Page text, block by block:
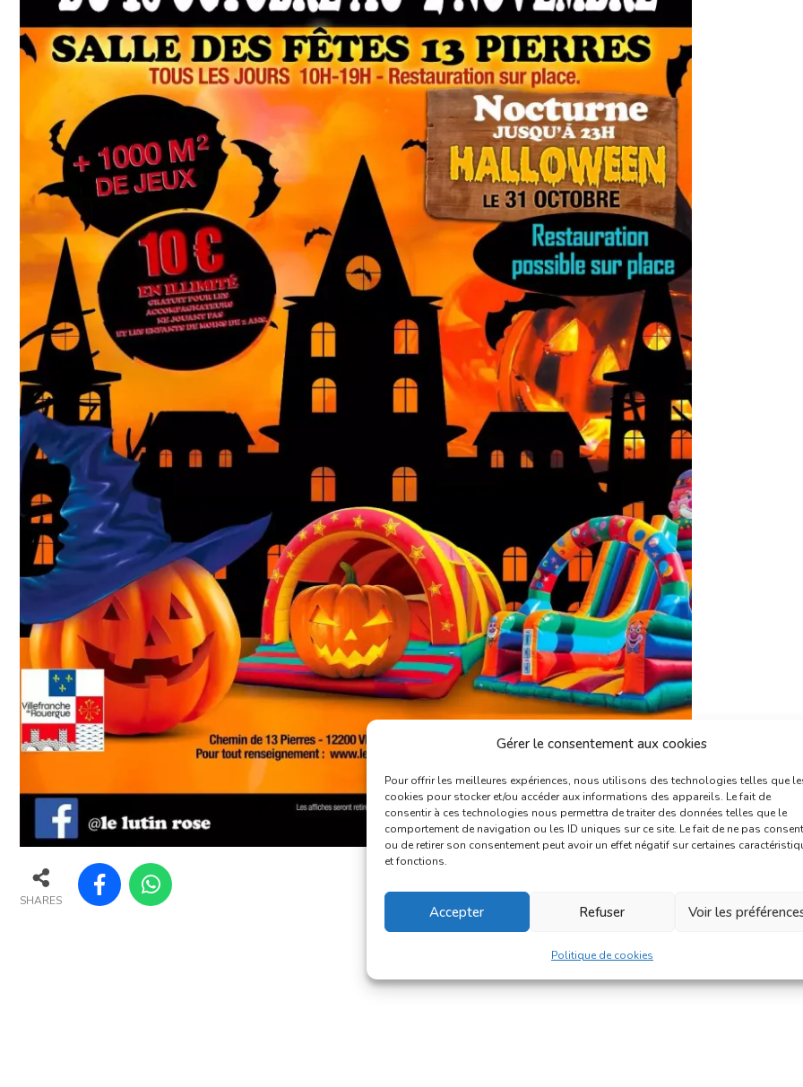
Gérer le consentement aux cookies
Pour offrir les meilleures expériences, nous utilisons des technologies telles que
cookies pour stocker et/ou accéder aux informations des appareils. Le fait de
consentir à ces technologies nous permettra de traiter des données telles que le
comportement de navigation ou les ID uniques sur ce site. Le fait de ne pas
ou de retirer son consentement peut avoir un effet négatif sur certaines
et fonctions.
Accepter Refuser Voir les
Politique de cookies
SHARES